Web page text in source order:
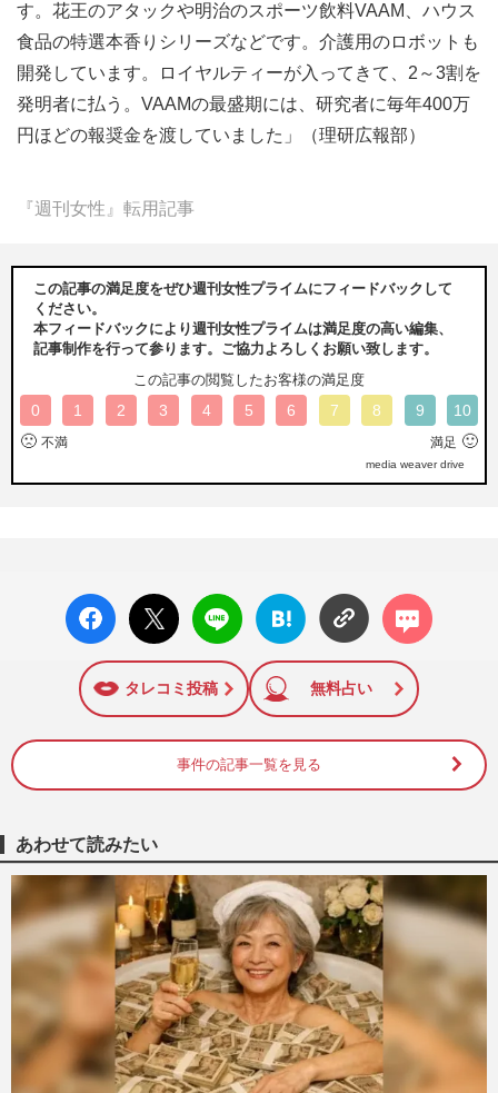
す。花王のアタックや明治のスポーツ飲料VAAM、ハウス
食品の特選本香りシリーズなどです。介護用のロボットも
開発しています。ロイヤルティーが入ってきて、2～3割を
発明者に払う。VAAMの最盛期には、研究者に毎年400万
円ほどの報奨金を渡していました」（理研広報部）
『週刊女性』転用記事
この記事の満足度をぜひ週刊女性プライムにフィードバックして
ください。
本フィードバックにより週刊女性プライムは満足度の高い編集、
記事制作を行って参ります。ご協力よろしくお願い致します。
この記事の閲覧したお客様の満足度
0 1 2 3 4 5 6 7 8 9 10
🙁 不満 満足 🙂
media weaver drive
facebo
ok い
X ポス
ト
LINE
はてな
ブック
に追加
コメン
ト
タレコミ投稿 無料占い
事件の記事一覧を見る
あわせて読みたい